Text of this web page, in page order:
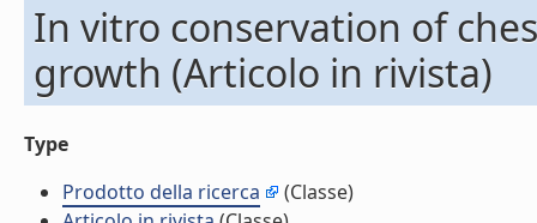
In vitro conservation of
growth (Articolo in rivista)
Type
Prodotto della ricerca
(Classe)